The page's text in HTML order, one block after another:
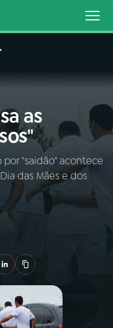
as
"saidão" acontece
das Mães e dos